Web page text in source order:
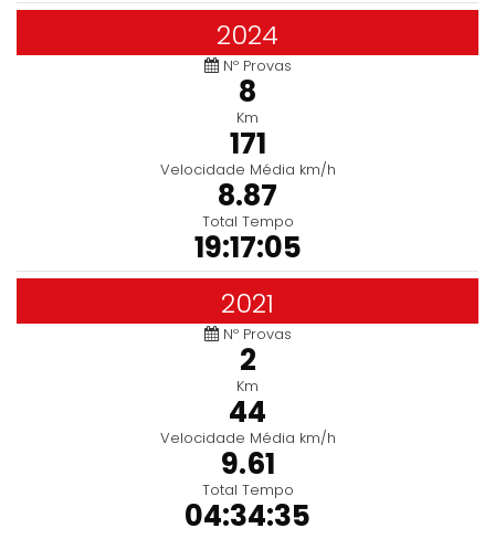
2024
Nº Provas
8
Km
171
Velocidade Média km/h
8.87
Total Tempo
19:17:05
2021
Nº Provas
2
Km
44
Velocidade Média km/h
9.61
Total Tempo
04:34:35